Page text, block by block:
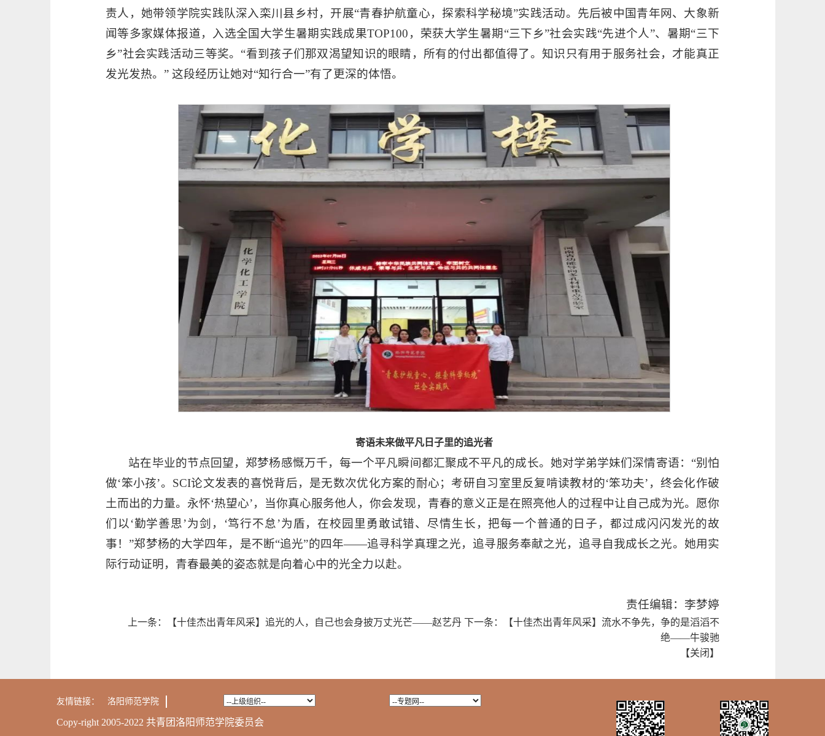
责人，她带领学院实践队深入栾川县乡村，开展“青春护航童心，探索科学秘境”实践活动。先后被中国青年网、大象新
闻等多家媒体报道，入选全国大学生暑期实践成果TOP100，荣获大学生暑期“三下乡”社会实践“先进个人”、暑期“三下
乡”社会实践活动三等奖。“看到孩子们那双渴望知识的眼睛，所有的付出都值得了。知识只有用于服务社会，才能真正
发光发热。” 这段经历让她对“知行合一”有了更深的体悟。
寄语未来做平凡日子里的追光者
站在毕业的节点回望，郑梦杨感慨万千，每一个平凡瞬间都汇聚成不平凡的成长。她对学弟学妹们深情寄语：“别怕
做‘笨小孩’。SCI论文发表的喜悦背后，是无数次优化方案的耐心；考研自习室里反复啃读教材的‘笨功夫’，终会化作破
土而出的力量。永怀‘热望心’，当你真心服务他人，你会发现，青春的意义正是在照亮他人的过程中让自己成为光。愿你
们以‘勤学善思’为剑，‘笃行不怠’为盾，在校园里勇敢试错、尽情生长，把每一个普通的日子，都过成闪闪发光的故
事！”郑梦杨的大学四年，是不断“追光”的四年——追寻科学真理之光，追寻服务奉献之光，追寻自我成长之光。她用实
际行动证明，青春最美的姿态就是向着心中的光全力以赴。
责任编辑：李梦婷
上一条： 【十佳杰出青年风采】追光的人，自己也会身披万丈光芒——赵艺丹 下一条：
【十佳杰出青年风采】流水不争先，争的是滔滔不
绝——牛骏驰
【关闭 】
友情链接： 洛阳师范学院
Copy-right 2005-2022 共青团洛阳师范学院委员会